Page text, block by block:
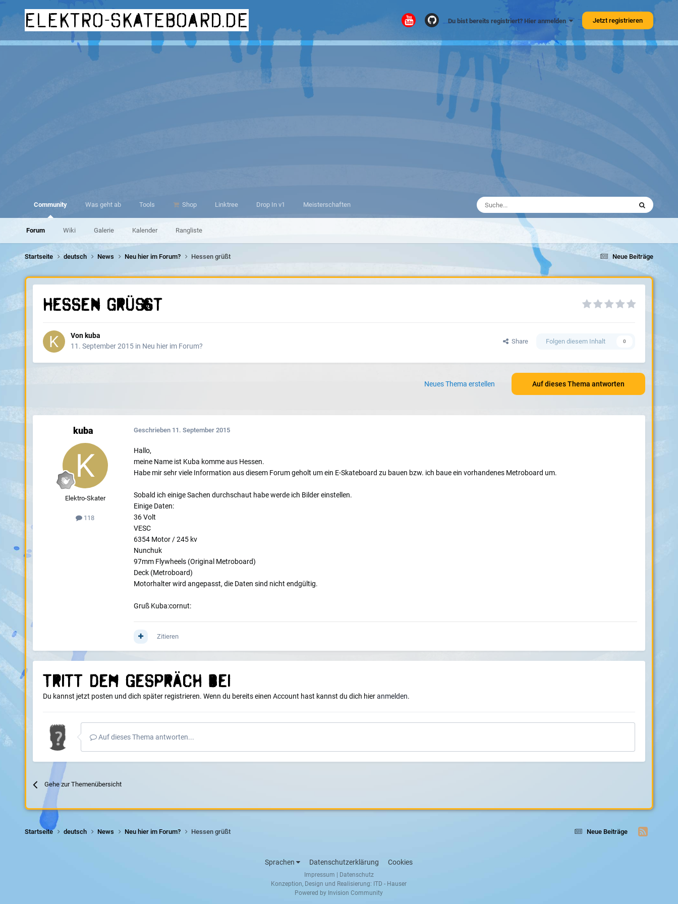
elektro-skateboard.de Du bist bereits registriert? Hier anmelden Jetzt registrieren
Community
Forum Wiki Galerie Kalender Rangliste
Was geht ab Tools Shop Linktree Drop In v1 Meisterschaften
Neue Beiträge
Startseite deutsch News Neu hier im Forum? Hessen grüßt
Hessen grüßt
Von kuba
11. September 2015in Neu hier im Forum?
Share Folgen diesem Inhalt 0
Auf dieses Thema antworten
Neues Thema erstellen
kuba
Elektro-Skater
118
Geschrieben 11. September 2015
Hallo,
meine Name ist Kuba komme aus Hessen.
Habe mir sehr viele Information aus diesem Forum geholt um ein E-Skateboard zu bauen bzw. ich baue ein vorhandenes Metroboard um.
Sobald ich einige Sachen durchschaut habe werde ich Bilder einstellen.
Einige Daten:
36 Volt
VESC
6354 Motor / 245 kv
Nunchuk
97mm Flywheels (Original Metroboard)
Deck (Metroboard)
Motorhalter wird angepasst, die Daten sind nicht endgültig.
Gruß Kuba:cornut:
Zitieren
Tritt dem Gespräch bei
Du kannst jetzt posten und dich später registrieren. Wenn du bereits einen Account hast kannst du dich hieranmelden.
Auf dieses Thema antworten...
Gehe zur Themenübersicht
Neue Beiträge
Startseite deutsch News Neu hier im Forum? Hessen grüßt
Sprachen Datenschutzerklärung Cookies
Impressum
Datenschutz
Konzeption, Design und Realisierung: ITD - Hauser
Powered by Invision Community